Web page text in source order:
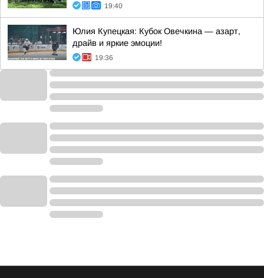
19:40
Юлия Купецкая: Кубок Овечкина — азарт,
драйв и яркие эмоции!
19:36